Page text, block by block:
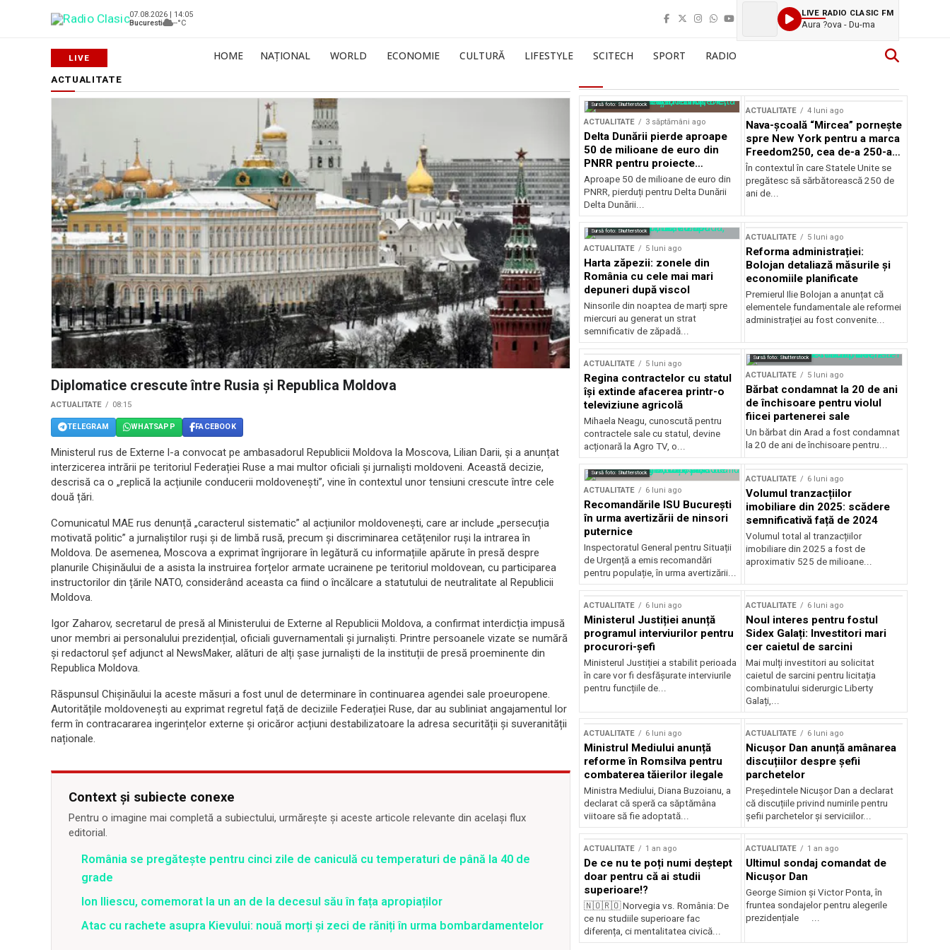
07.08.2026 | 14:05
Bucuresti
--°C
LIVE RADIO CLASIC FM
Aura ?ova - Du-ma
HOME NAȚIONAL WORLD ECONOMIE CULTURĂ LIFESTYLE SCITECH SPORT RADIO
ACTUALITATE
Diplomatice crescute între Rusia și Republica Moldova
ACTUALITATE 08:15
TELEGRAM WHATSAPP FACEBOOK
Ministerul rus de Externe l-a convocat pe ambasadorul Republicii Moldova la Moscova, Lilian Darii, și a anunțat
interzicerea intrării pe teritoriul Federației Ruse a mai multor oficiali și jurnaliști moldoveni. Această decizie,
descrisă ca o „replică la acțiunile conducerii moldovenești”, vine în contextul unor tensiuni crescute între cele
două țări.
Comunicatul MAE rus denunță „caracterul sistematic” al acțiunilor moldovenești, care ar include „persecuția
motivată politic” a jurnaliștilor ruși și de limbă rusă, precum și discriminarea cetățenilor ruși la intrarea în
Moldova. De asemenea, Moscova a exprimat îngrijorare în legătură cu informațiile apărute în presă despre
planurile Chișinăului de a asista la instruirea forțelor armate ucrainene pe teritoriul moldovean, cu participarea
instructorilor din țările NATO, considerând aceasta ca fiind o încălcare a statutului de neutralitate al Republicii
Moldova.
Igor Zaharov, secretarul de presă al Ministerului de Externe al Republicii Moldova, a confirmat interdicția impusă
unor membri ai personalului prezidențial, oficiali guvernamentali și jurnaliști. Printre persoanele vizate se numără
și redactorul șef adjunct al NewsMaker, alături de alți șase jurnaliști de la instituții de presă proeminente din
Republica Moldova.
Răspunsul Chișinăului la aceste măsuri a fost unul de determinare în continuarea agendei sale proeuropene.
Autoritățile moldovenești au exprimat regretul față de deciziile Federației Ruse, dar au subliniat angajamentul lor
ferm în contracararea ingerințelor externe și oricăror acțiuni destabilizatoare la adresa securității și suveranității
naționale.
Context și subiecte conexe
Pentru o imagine mai completă a subiectului, urmărește și aceste articole relevante din același flux
editorial.
România se pregătește pentru cinci zile de caniculă cu temperaturi de până la 40 de
grade
Ion Iliescu, comemorat la un an de la decesul său în fața apropiaților
Atac cu rachete asupra Kievului: nouă morți și zeci de răniți în urma bombardamentelor
Sursă foto: Shutterstock
ACTUALITATE 3 săptămâni ago
Delta Dunării pierde aproape
50 de milioane de euro din
PNRR pentru proiecte
esențiale
Aproape 50 de milioane de euro din
PNRR, pierduți pentru Delta Dunării
Delta Dunării...
ACTUALITATE 4 luni ago
Nava-școală “Mircea” pornește
spre New York pentru a marca
Freedom250, cea de-a 250-a
aniversare a Statelor Unite
În contextul în care Statele Unite se
pregătesc să sărbătorească 250 de
ani de...
Sursă foto: Shutterstock
ACTUALITATE 5 luni ago
Harta zăpezii: zonele din
România cu cele mai mari
depuneri după viscol
Ninsorile din noaptea de marți spre
miercuri au generat un strat
semnificativ de zăpadă...
ACTUALITATE 5 luni ago
Reforma administrației:
Bolojan detaliază măsurile și
economiile planificate
Premierul Ilie Bolojan a anunțat că
elementele fundamentale ale reformei
administrației au fost convenite...
ACTUALITATE 5 luni ago
Regina contractelor cu statul
își extinde afacerea printr-o
televiziune agricolă
Mihaela Neagu, cunoscută pentru
contractele sale cu statul, devine
acționară la Agro TV, o...
Sursă foto: Shutterstock
ACTUALITATE 5 luni ago
Bărbat condamnat la 20 de ani
de închisoare pentru violul
fiicei partenerei sale
Un bărbat din Arad a fost condamnat
la 20 de ani de închisoare pentru...
Sursă foto: Shutterstock
ACTUALITATE 6 luni ago
Recomandările ISU București
în urma avertizării de ninsori
puternice
Inspectoratul General pentru Situații
de Urgență a emis recomandări
pentru populație, în urma avertizării...
ACTUALITATE 6 luni ago
Volumul tranzacțiilor
imobiliare din 2025: scădere
semnificativă față de 2024
Volumul total al tranzacțiilor
imobiliare din 2025 a fost de
aproximativ 525 de milioane...
ACTUALITATE 6 luni ago
Ministerul Justiției anunță
programul interviurilor pentru
procurori-șefi
Ministerul Justiției a stabilit perioada
în care vor fi desfășurate interviurile
pentru funcțiile de...
ACTUALITATE 6 luni ago
Noul interes pentru fostul
Sidex Galați: Investitori mari
cer caietul de sarcini
Mai mulți investitori au solicitat
caietul de sarcini pentru licitația
combinatului siderurgic Liberty
Galați,...
ACTUALITATE 6 luni ago
Ministrul Mediului anunță
reforme în Romsilva pentru
combaterea tăierilor ilegale
Ministra Mediului, Diana Buzoianu, a
declarat că speră ca săptămâna
viitoare să fie adoptată...
ACTUALITATE 6 luni ago
Nicușor Dan anunță amânarea
discuțiilor despre șefii
parchetelor
Președintele Nicușor Dan a declarat
că discuțiile privind numirile pentru
șefii parchetelor și serviciilor...
ACTUALITATE 1 an ago
De ce nu te poți numi deștept
doar pentru că ai studii
superioare!?
🇳🇴🇷🇴 Norvegia vs. România: De
ce nu studiile superioare fac
diferența, ci mentalitatea civică...
ACTUALITATE 1 an ago
Ultimul sondaj comandat de
Nicușor Dan
George Simion și Victor Ponta, în
fruntea sondajelor pentru alegerile
prezidențiale ...